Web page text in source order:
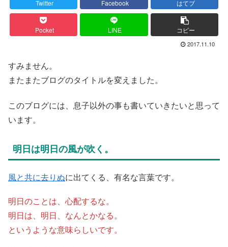
Twitter Facebook はてブ
Pocket LINE コピー
2017.11.10
すみません。
またまたブログのタイトルを変えました。
このブログには、息子以外の事も書いていきたいと思って
います。
明日は明日の風が吹く。
風と共に去りぬに出てくる、有名な言葉です。
明日のことは、心配するな。
明日は、明日、なんとかなる。
というような意味らしいです。